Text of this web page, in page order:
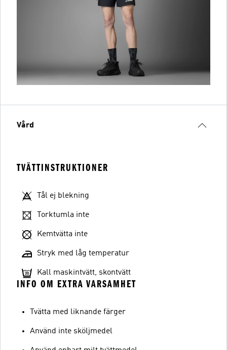
Vård
TVÄTTINSTRUKTIONER
Tål ej blekning
Torktumla inte
Kemtvätta inte
Stryk med låg temperatur
Kall maskintvätt, skontvätt
INFO OM EXTRA VARSAMHET
Tvätta med liknande färger
Använd inte sköljmedel